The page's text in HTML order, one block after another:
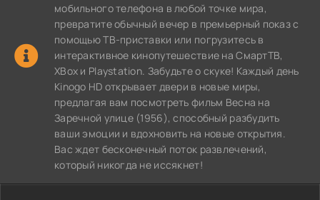
мобильного телефона в любой точке мира,
превратите обычный вечер в премьерный показ с
помощью ТВ-приставки или погрузитесь в
интерактивное кинопутешествие на СмартТВ,
XBox и Playstation. Забудьте о скуке! Каждый день
Kinogo HD открывает двери в новые миры,
предлагая вам посмотреть фильм Весна на
Заречной улице (1956), способный разбудить
ваши эмоции и вдохновить на новые открытия.
Вас ждет бесконечный поток развлечений,
который никогда не иссякнет!